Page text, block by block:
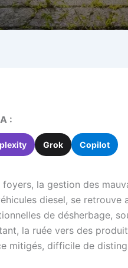
:
Grok Copilot
la gestion des
diesel, se retrouve
de désherbage,
la ruée vers des
mitigés, difficile de